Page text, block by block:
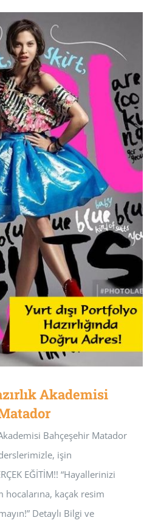
Akademisi
Bahçeşehir Matador
işin
EĞİTİM!! “Hayallerinizi
hocalarına, kaçak resim
Detaylı Bilgi ve